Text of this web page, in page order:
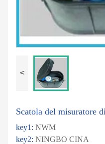
<
Scatola del misuratore
key1: NWM
key2: NINGBO CINA